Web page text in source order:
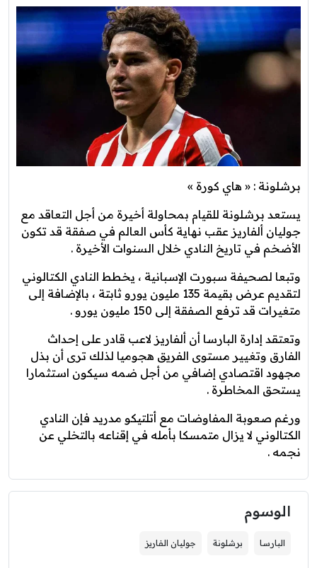
برشلونة : « هاي كورة »
يستعد برشلونة للقيام بمحاولة أخيرة من أجل التعاقد مع
جوليان ألفاريز عقب نهاية كأس العالم في صفقة قد تكون
الأضخم في تاريخ النادي خلال السنوات الأخيرة .
وتبعا لصحيفة سبورت الإسبانية ، يخطط النادي الكتالوني
لتقديم عرض بقيمة 135 مليون يورو ثابتة ، بالإضافة إلى
متغيرات قد ترفع الصفقة إلى 150 مليون يورو .
وتعتقد إدارة البارسا أن ألفاريز لاعب قادر على إحداث
الفارق وتغيير مستوى الفريق هجوميا لذلك ترى أن بذل
مجهود اقتصادي إضافي من أجل ضمه سيكون استثمارا
يستحق المخاطرة .
ورغم صعوبة المفاوضات مع أتلتيكو مدريد فإن النادي
الكتالوني لا يزال متمسكا بأمله في إقناعه بالتخلي عن
نجمه .
الوسوم
البارسا برشلونة جوليان الفاريز